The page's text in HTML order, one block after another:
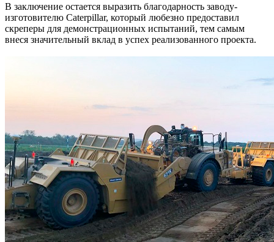
В заключение остается выразить благодарность заводу-
изготовителю Caterpillar, который любезно предоставил
скреперы для демонстрационных испытаний, тем самым
внеся значительный вклад в успех реализованного проекта.